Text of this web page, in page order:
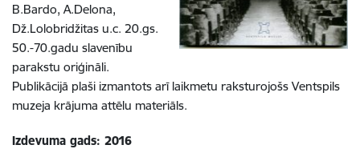
B.Bardo, A.Delona,
Dž.Lolobridžitas u.c. 20.gs.
50.-70.gadu slavenību
parakstu oriģināli.
Publikācijā plaši izmantots arī laikmetu raksturojošs Ventspils
muzeja krājuma attēlu materiāls.
Izdevuma gads: 2016